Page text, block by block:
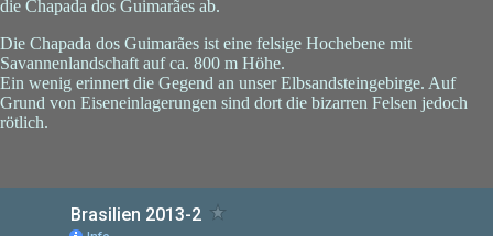
die Chapada dos Guimarães ab.
Die Chapada dos Guimarães ist eine felsige Hochebene mit
Savannenlandschaft auf ca. 800 m Höhe.
Ein wenig erinnert die Gegend an unser Elbsandsteingebirge. Auf
Grund von Eiseneinlagerungen sind dort die bizarren Felsen jedoch
rötlich.